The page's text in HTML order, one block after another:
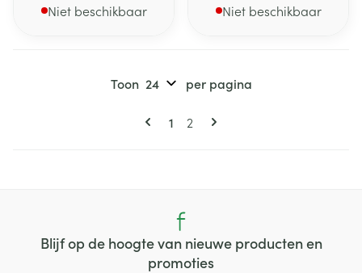
Niet beschikbaar Niet beschikbaar
Pagina's
U lees momenteel pagina
1 Pagina
2
Toon per pagina
Blijf op de hoogte van nieuwe producten en
promoties